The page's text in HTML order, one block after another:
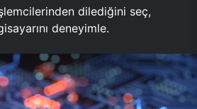
dilediğini seç,
deneyimle.